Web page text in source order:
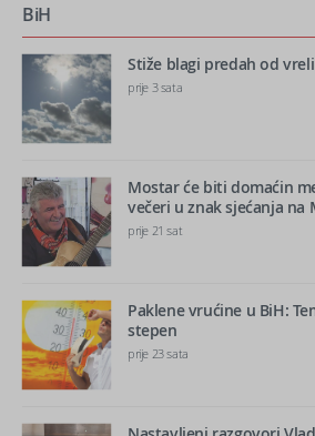
BiH
Stiže blagi predah od
prije 3 sata
Mostar će biti domaćin
večeri u znak sjećanja na
prije 21 sat
Paklene vrućine u BiH:
stepen
prije 23 sata